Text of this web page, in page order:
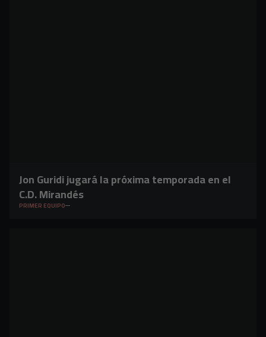
Jon Guridi jugará la próxima temporada en el
C.D. Mirandés
PRIMER EQUIPO